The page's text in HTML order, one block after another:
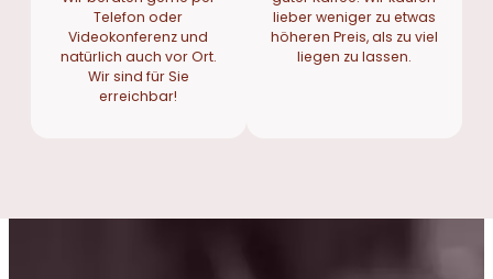
Telefon oder
Videokonferenz und
natürlich auch vor Ort.
Wir sind für Sie
erreichbar!
lieber weniger zu etwas
höheren Preis, als zu viel
liegen zu lassen.